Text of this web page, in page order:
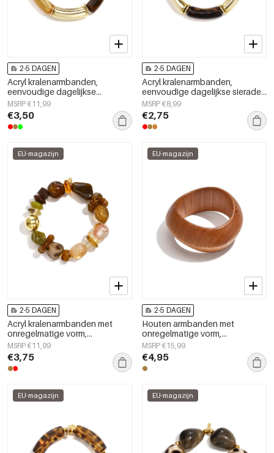
2-5 DAGEN
Acryl kralenarmbanden,
eenvoudige dagelijkse
kralenserie, damessieraden
MSRP €11,99
€3,50
2-5 DAGEN
Acryl kralenarmbanden,
eenvoudige dagelijkse sieraden
uit de Simple Series voor dames.
MSRP €8,99
€2,75
EU-magazijn
2-5 DAGEN
Acryl kralenarmbanden met
onregelmatige vorm,
eenvoudige dagelijkse
collectie, damessieraden
MSRP €11,99
€3,75
EU-magazijn
2-5 DAGEN
Houten armbanden met
onregelmatige vorm,
eenvoudige, alledaagse serie,
damessieraden
MSRP €15,99
€4,95
EU-magazijn EU-magazijn